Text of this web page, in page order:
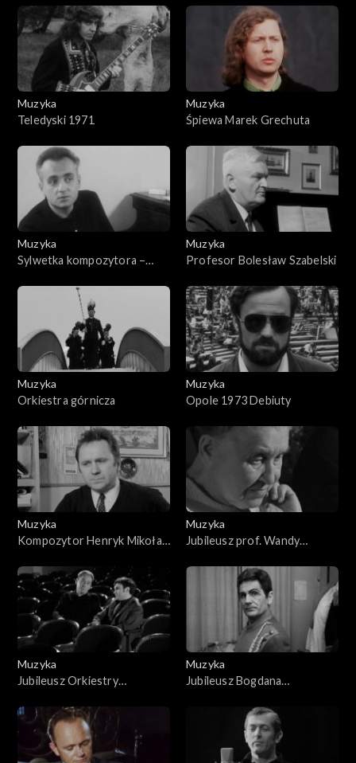
Muzyka
Teledyski 1971
Muzyka
Śpiewa Marek Grechuta
Muzyka
Sylwetka kompozytora –
Muzyka
Profesor Bolesław Szabelski
Muzyka
Orkiestra górnicza
Muzyka
Opole 1973 Debiuty
Muzyka
Kompozytor Henryk Mikołaj
Muzyka
Jubileusz prof. Wandy
Muzyka
Jubileusz Orkiestry
Muzyka
Jubileusz Bogdana